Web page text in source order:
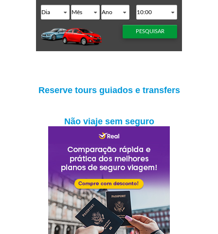
Reserve tours guiados e transfers
Não viaje sem seguro